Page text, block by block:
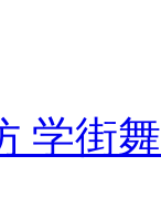
学街